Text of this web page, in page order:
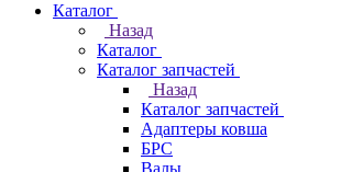
Каталог
Назад
Каталог
Каталог запчастей
Назад
Каталог запчастей
Адаптеры ковша
БРС
Валы